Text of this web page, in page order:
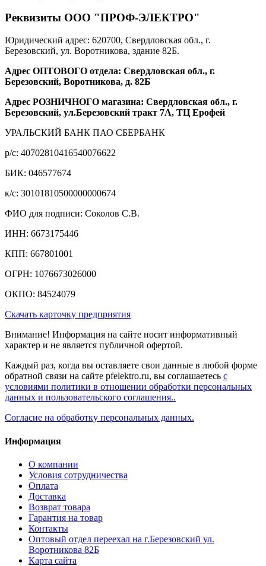
Реквизиты ООО "ПРОФ-ЭЛЕКТРО"
Юридический адрес: 620700, Свердловская обл., г.
Березовский, ул. Воротникова, здание 82Б.
Адрес ОПТОВОГО отдела: Свердловская обл., г.
Березовский, Воротникова, д. 82Б
Адрес РОЗНИЧНОГО магазина: Свердловская обл., г.
Березовский, ул.Березовский тракт 7А, ТЦ Ерофей
УРАЛЬСКИЙ БАНК ПАО СБЕРБАНК
р/c: 40702810416540076622
БИК: 046577674
к/c: 30101810500000000674
ФИО для подписи: Соколов С.В.
ИНН: 6673175446
КПП: 667801001
ОГРН: 1076673026000
ОКПО: 84524079
Скачать карточку предприятия
Внимание! Информация на сайте носит информативный
характер и не является публичной офертой.
Каждый раз, когда вы оставляете свои данные в любой форме
обратной связи на сайте pfelektro.ru, вы соглашаетесь с
условиями политики в отношении обработки персональных
данных и пользовательского соглашения..
Согласие на обработку персональных данных.
Информация
О компании
Условия сотрудничества
Оплата
Доставка
Возврат товара
Гарантия на товар
Контакты
Оптовый отдел переехал на г.Березовский ул.
Воротникова 82Б
Карта сайта